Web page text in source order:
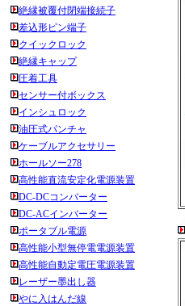
絶縁被覆付閉端接続子
差込形ピン端子
クイックロック
絶縁キャップ
圧着工具
センサー付ボックス
インシュロック
油圧式パンチャ
ケーブルアクセサリー
ホールソー278
高性能直流安定化電源装置
DC-DCコンバーター
DC-ACインバーター
ポータブル電源
高性能小型無停電電源装置
高性能自動定電圧電源装置
レーザー墨出し器
やに入はんだ線